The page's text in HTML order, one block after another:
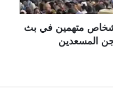
بـ 7 أشخاص متهمين في بث
المسعدين